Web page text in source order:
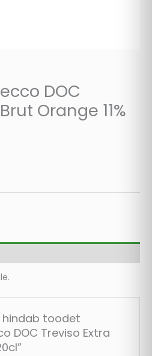
DOC
Orange 11%
hindab toodet
DOC Treviso Extra